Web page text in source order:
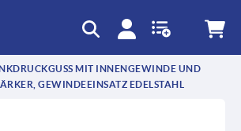
MIT INNENGEWINDE UND
GEWINDEEINSATZ EDELSTAHL